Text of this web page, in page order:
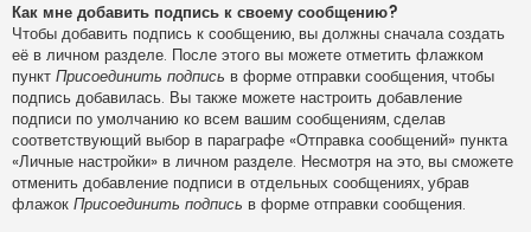
Как мне добавить подпись к своему сообщению?
Чтобы добавить подпись к сообщению, вы должны сначала создать
её в личном разделе. После этого вы можете отметить флажком
пункт Присоединить подпись в форме отправки сообщения, чтобы
подпись добавилась. Вы также можете настроить добавление
подписи по умолчанию ко всем вашим сообщениям, сделав
соответствующий выбор в параграфе «Отправка сообщений» пункта
«Личные настройки» в личном разделе. Несмотря на это, вы сможете
отменить добавление подписи в отдельных сообщениях, убрав
флажок Присоединить подпись в форме отправки сообщения.